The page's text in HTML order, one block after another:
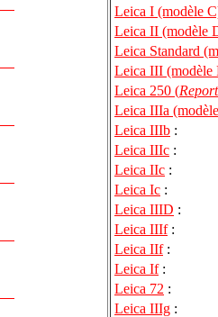
Leica I (modèle
Leica II (modèle
Leica Standard
Leica III (modèle
Leica 250 (
Leica IIIa
Leica IIIb :
Leica IIIc :
Leica IIc :
Leica Ic :
Leica IIID :
Leica IIIf:
Leica IIf:
Leica If:
Leica 72 :
Leica IIIg :